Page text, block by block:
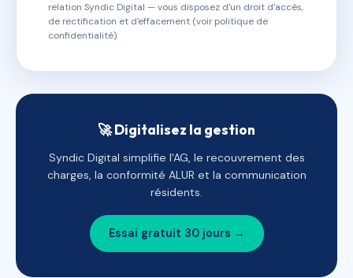
relation Syndic Digital — vous disposez d'un droit d'accès,
de rectification et d'effacement (voir politique de
confidentialité).
🚀 Digitalisez la gestion
Syndic Digital simplifie l'AG, le recouvrement des
charges, la conformité ALUR et la communication
résidents.
Essai gratuit 30 jours →